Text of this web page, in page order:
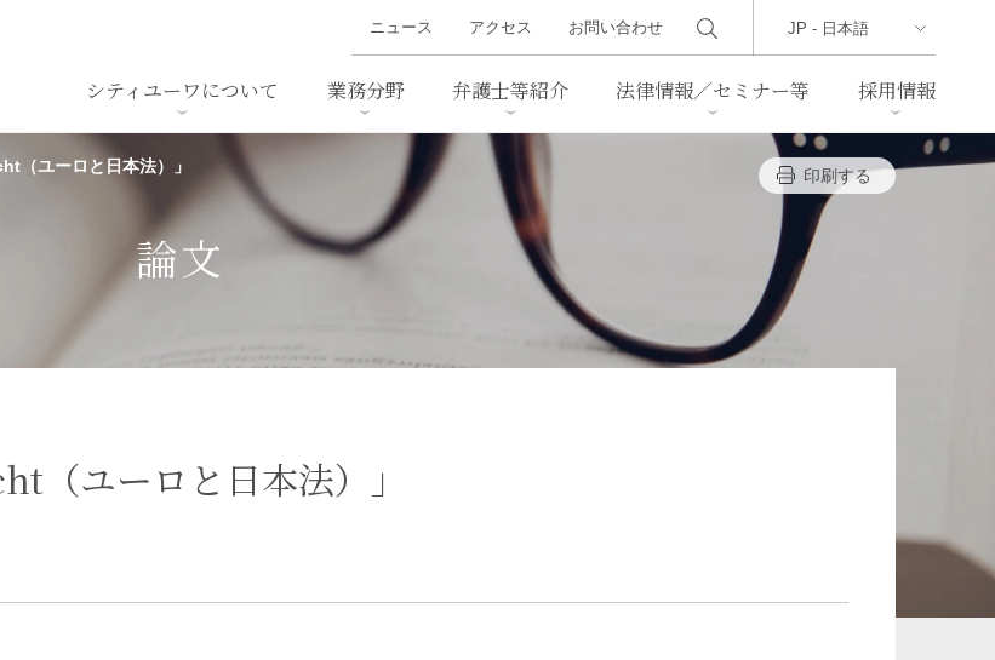
シティユーワについて
沿革 アクセス
業務分野
M&A 事業再生・倒産
通商法・経済安全保障
中国法務
インフラ／PFI／PPP
弁護士等紹介 法律情報／セミナー等
セミナー/講演等 ニューズレター 判例紹介
法律用語集
採用情報
スタッフ採用
ニュース アクセス お問い合わせ
（ユーロと日本法）」 印刷する
論文
（ユーロと日本法）」